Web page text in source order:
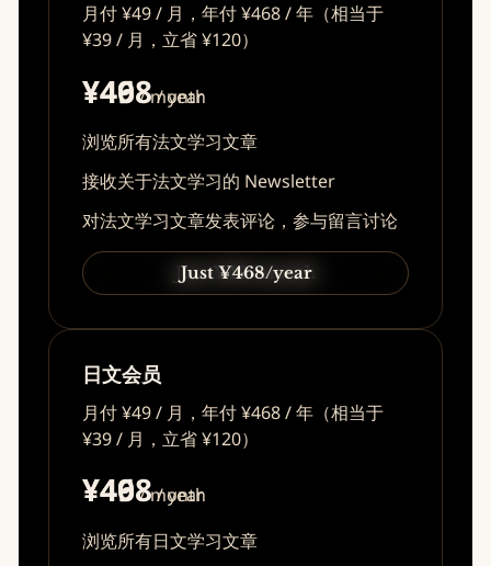
月付 ¥49 / 月，年付 ¥468 / 年（相当于
¥39 / 月，立省 ¥120）
¥49/ month
¥468/ year
浏览所有法文学习文章
接收关于法文学习的 Newsletter
对法文学习文章发表评论，参与留言讨论
Just ¥49/month
Just ¥468/year
日文会员
月付 ¥49 / 月，年付 ¥468 / 年（相当于
¥39 / 月，立省 ¥120）
¥49/ month
¥468/ year
浏览所有日文学习文章